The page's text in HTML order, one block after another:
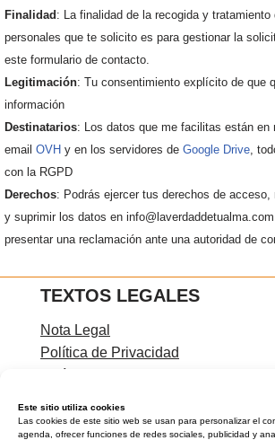
Este sitio utiliza cookies
Las cookies de este sitio web se usan para personalizar el
agenda, ofrecer funciones de redes sociales, publicidad y
Finalidad : La finalidad de la recogida y tratamiento
personales que te solicito es para gestionar la
este formulario de contacto.
Legitimación: Tu consentimiento explícito de que
información
Destinatarios: Los datos que me facilitas están en
email OVH y en los servidores de Google Drive ,
con la RGPD
Derechos: Podrás ejercer tus derechos de
y suprimir los datos en
presentar una reclamación ante una autoridad de
TEXTOS LEGALES
Nota Legal
Política de Privacidad